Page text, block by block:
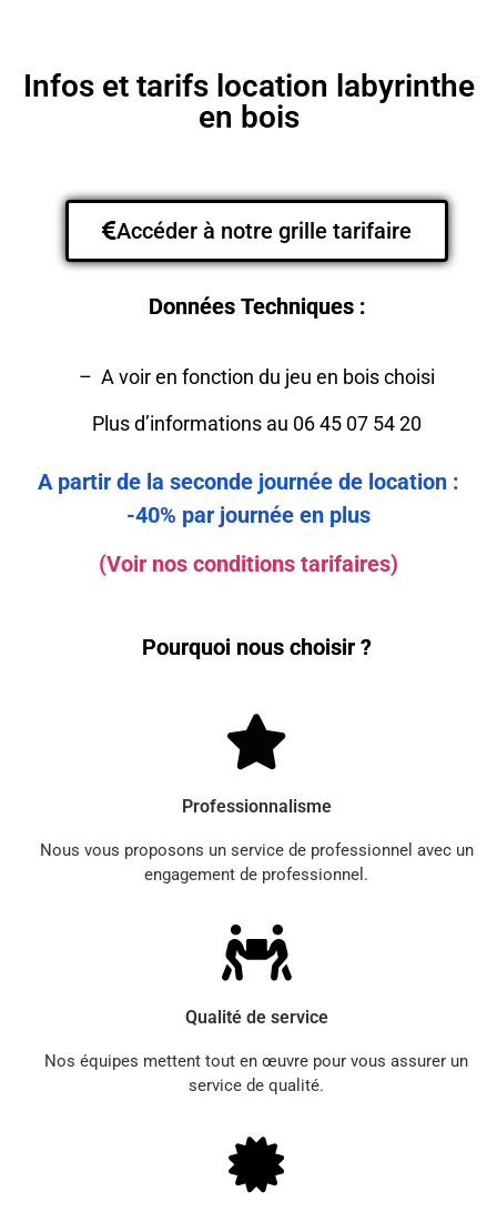
Infos et tarifs location labyrinthe
en bois
Données Techniques :
– A voir en fonction du jeu en bois choisi
Plus d’informations au 06 45 07 54 20
Accéder à notre grille tarifaire
A partir de la seconde journée de location :
-40% par journée en plus
(Voir nos conditions tarifaires)
Pourquoi nous choisir ?
Professionnalisme
Nous vous proposons un service de professionnel avec un
engagement de professionnel.
Qualité de service
Nos équipes mettent tout en œuvre pour vous assurer un
service de qualité.